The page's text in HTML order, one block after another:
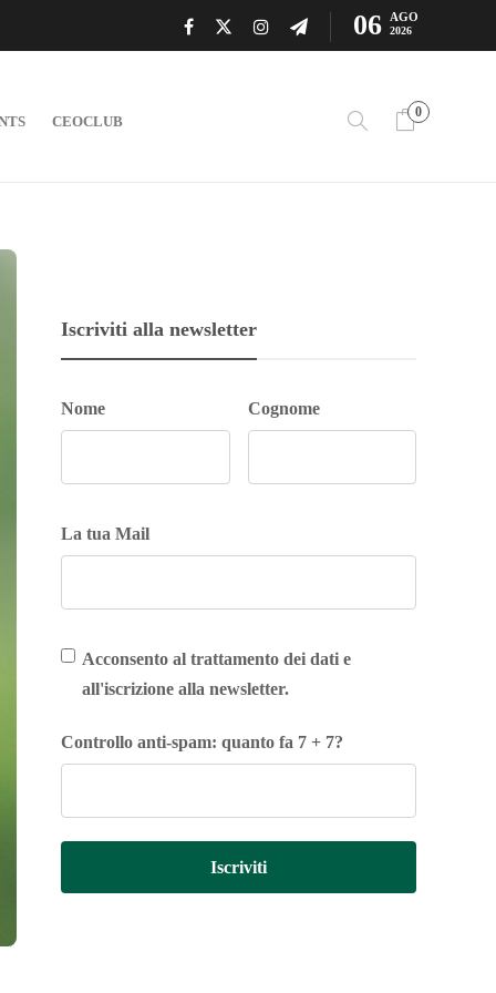
06 AGO
2026
CEOCLUB
0
Iscriviti alla newsletter
Nome Cognome
La tua Mail
Acconsento al trattamento dei dati e
all'iscrizione alla newsletter.
Controllo anti-spam: quanto fa 7 + 7?
Iscriviti